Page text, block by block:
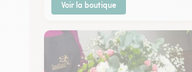
Voir la boutique